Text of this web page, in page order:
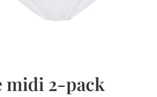
midi 2-pack